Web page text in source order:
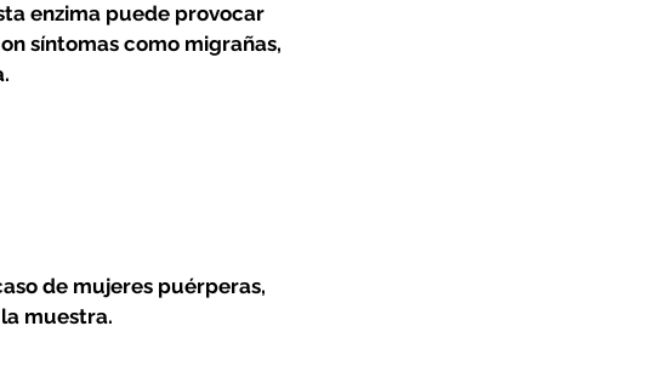
enzima puede provocar
síntomas como migrañas,
de mujeres puérperas,
muestra.